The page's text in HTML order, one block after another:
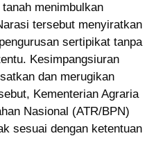
menimbulkan
tersebut menyiratkan
sertipikat tanpa
Kesimpangsiuran
dan merugikan
Kementerian Agraria
Nasional (ATR/BPN)
sesuai dengan ketentuan